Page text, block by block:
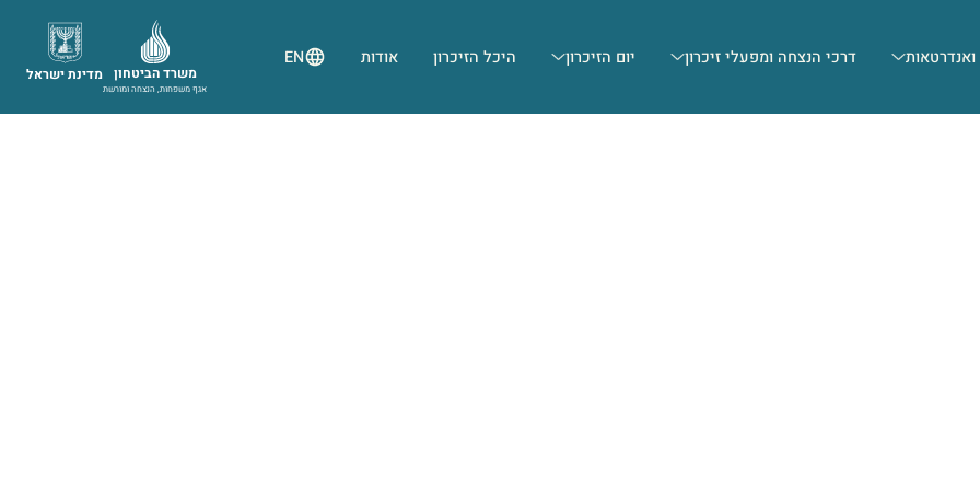
דרכי הנצחה ומפעלי זיכרון יום הזיכרון היכל הזיכרון אודות EN
מדינת ישראל משרד הביטחון
אגף משפחות, הנצחה ומורשת